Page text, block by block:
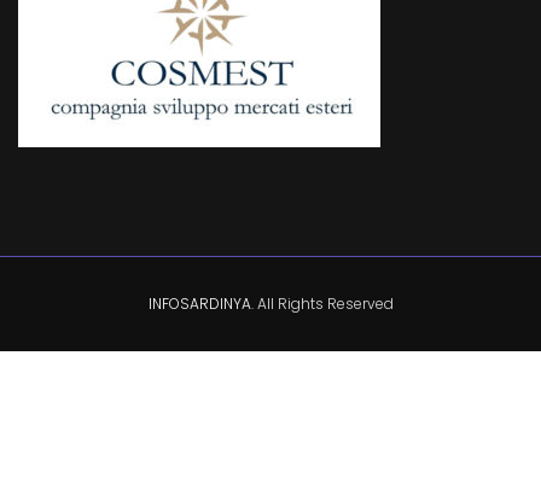
INFOSARDINYA. All Rights Reserved